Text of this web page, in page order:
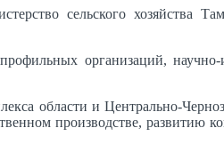
сельского хозяйства
организаций, научно-
области и Центрально-
производстве, развитию